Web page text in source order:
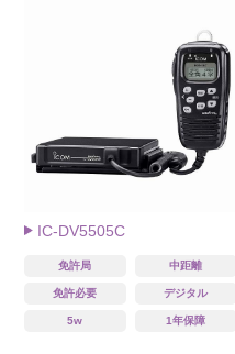
IC-DV5505C
免許局 中距離
免許必要 デジタル
5w 1年保障